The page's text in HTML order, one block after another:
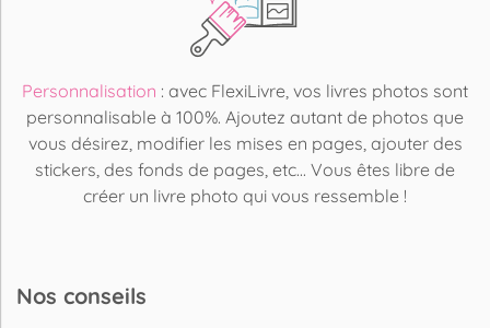
Personnalisation : avec FlexiLivre, vos livres photos sont
personnalisable à 100%. Ajoutez autant de photos que
vous désirez, modifier les mises en pages, ajouter des
stickers, des fonds de pages, etc... Vous êtes libre de
créer un livre photo qui vous ressemble !
Nos conseils